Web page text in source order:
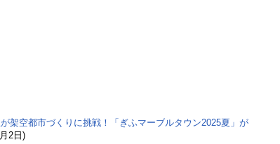
架空都市づくりに挑戦！「ぎふマーブルタウン2025夏」が
2日)